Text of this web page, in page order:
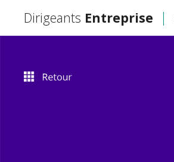
Dirigeants Entreprise